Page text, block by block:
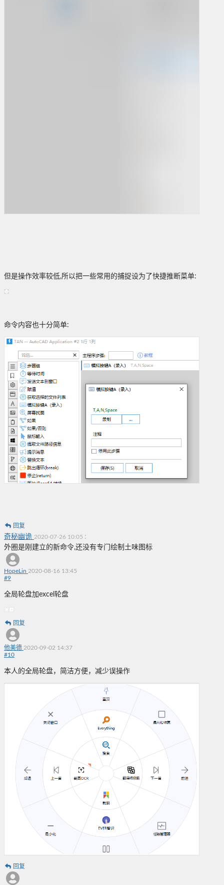
但是操作效率较低,所以把一些常用的捕捉设为了快捷推断菜单:
命令内容也十分简单:
回复
奇秘幽诡 2020-07-26 10:05 :
外圈是刚建立的新命令,还没有专门绘制土味图标
HopeLin 2020-08-16 13:45
#9
全局轮盘加excel轮盘
回复
他美德 2020-09-02 14:37
#10
本人的全局轮盘，简洁方便，减少误操作
回复